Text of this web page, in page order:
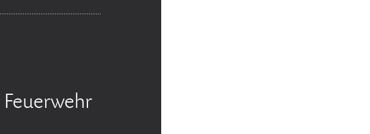
Feuerwehr